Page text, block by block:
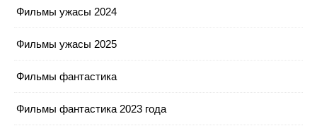
Фильмы ужасы 2024
Фильмы ужасы 2025
Фильмы фантастика
Фильмы фантастика 2023 года